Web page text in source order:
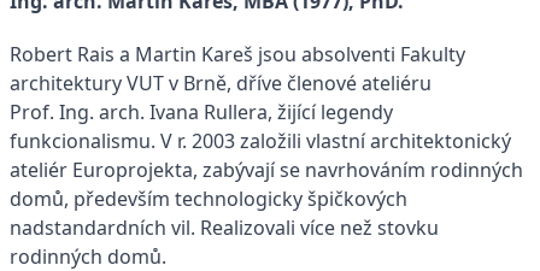
Robert Rais a Martin Kareš jsou absolventi Fakulty
architektury VUT v Brně, dříve členové ateliéru
Prof. Ing. arch. Ivana Rullera, žijící legendy
funkcionalismu. V r. 2003 založili vlastní architektonický
ateliér Europrojekta, zabývají se navrhováním rodinných
domů, především technologicky špičkových
nadstandardních vil. Realizovali více než stovku
rodinných domů.